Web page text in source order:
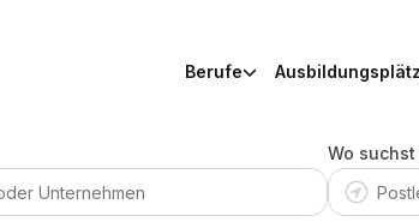
Berufe
Wo suchst